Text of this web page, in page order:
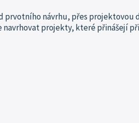
návrhu, přes projektovou
navrhovat projekty, které přinášejí